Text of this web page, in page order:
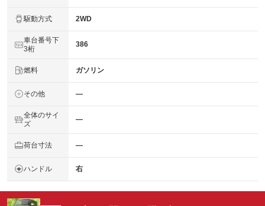
駆動方式 2WD
車台番号下
3桁
386
燃料 ガソリン
その他 ―
全体のサイ
ズ
―
荷台寸法 ―
ハンドル 右